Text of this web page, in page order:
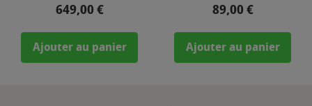
Prix
649,00 €
Ajouter au panier
Prix
89,00 €
Ajouter au panier